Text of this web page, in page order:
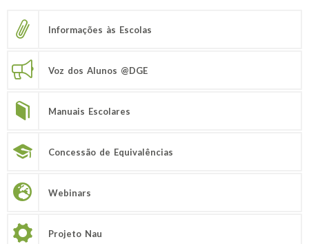
Informações às Escolas
Voz dos Alunos @DGE
Manuais Escolares
Concessão de Equivalências
Webinars
Projeto Nau